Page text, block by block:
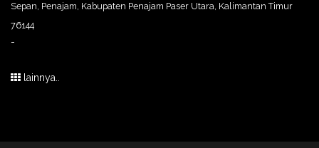
Sepan, Penajam, Kabupaten Penajam Paser Utara, Kalimantan Timur
76144
-
lainnya..